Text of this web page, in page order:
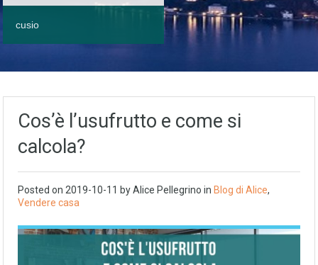
cusio
Cos’è l’usufrutto e come si
calcola?
Posted on 2019-10-11 byAlice Pellegrino in Blog di Alice,
Vendere casa